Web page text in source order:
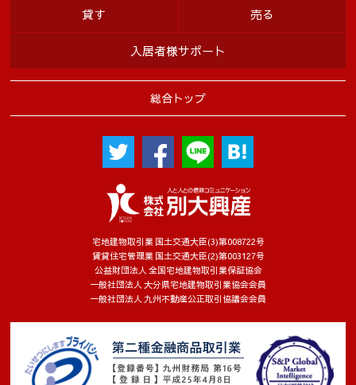
宅地建物取引業 国土交通大臣(3)第008722号
賃貸住宅管理業 国土交通大臣(2)第003127号
公益財団法人 全国宅地建物取引業保証協会
一般社団法人 大分県宅地建物取引業協会会員
一般社団法人 九州不動産公正取引協議会会員
総合トップ
貸す 売る
入居者様サポート